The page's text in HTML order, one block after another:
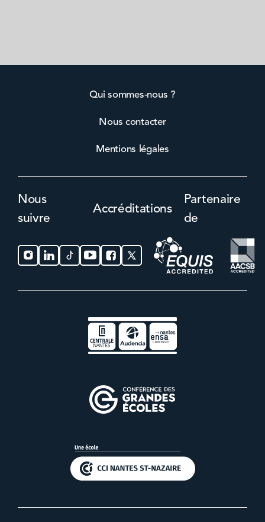
Qui sommes-nous ?
Nous contacter
Mentions légales
Nous
suivre
Accréditations
Partenaire
de